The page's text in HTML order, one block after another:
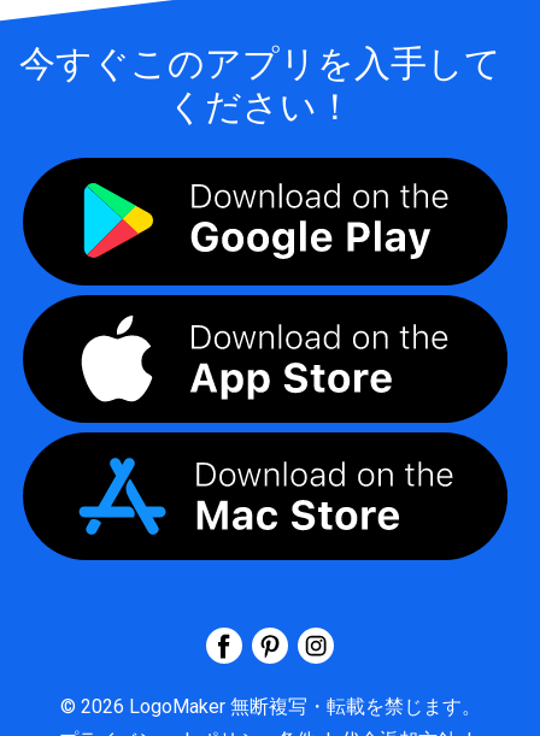
今すぐこのアプリを入手して
ください！
© 2026 LogoMaker 無断複写・転載を禁じます。